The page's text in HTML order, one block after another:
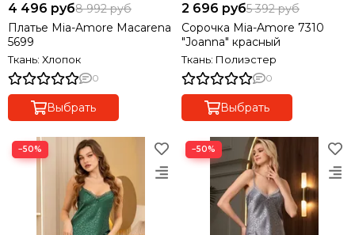
4 496 руб8 992 руб
Платье Mia-Amore Macarena
5699
Ткань: Хлопок
0
Выбрать
2 696 руб5 392 руб
Сорочка Mia-Amore 7310
"Joanna" красный
Ткань: Полиэстер
0
Выбрать
−50% −50%